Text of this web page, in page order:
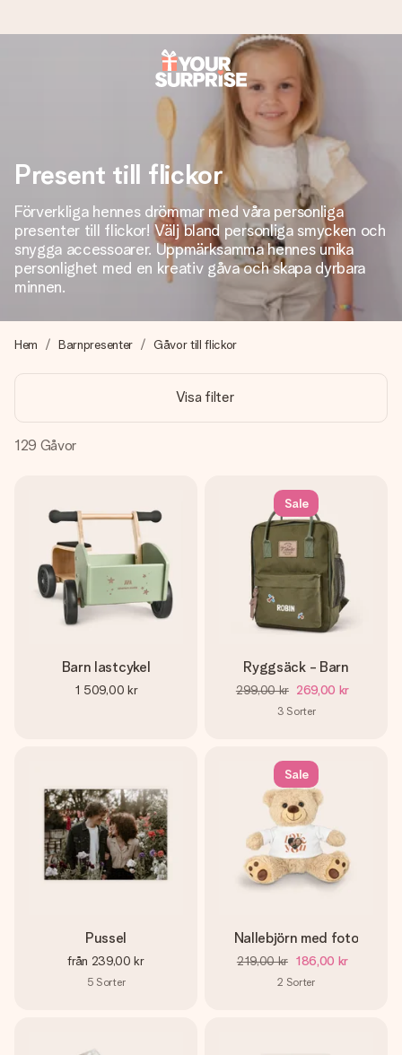
Beställ idag, skickas inom 1 arbetsdag
Vi skapar din gåva med omsorg och skickar den blixtsnabbt
– så att du kan ge den i precis rätt tid, när det betyder som
4,6 (baserat på +15 000 recensioner)
Våra gåvor inspirerar. Kunder ger oss 4,6 på Google
Reviews.
Skapa något unikt med bara några få steg – med hennes
namn, ditt foto eller ett meddelande som verkligen berör
hennes hjärta. Inget krångel, bara med all kärlek för stunden.
Present till flickor
Förverkliga hennes drömmar med våra personliga
presenter till flickor! Välj bland personliga smycken och
snygga accessoarer. Uppmärksamma hennes unika
personlighet med en kreativ gåva och skapa dyrbara
minnen.
Hem Barnpresenter Gåvor till flickor
Visa filter
129 Gåvor
Barn lastcykel
1 509,00 kr
Sale
Ryggsäck - Barn
299,00 kr 269,00 kr
3 Sorter
Pussel
från 239,00 kr
5 Sorter
Sale
Nallebjörn med foto
219,00 kr 186,00 kr
2 Sorter